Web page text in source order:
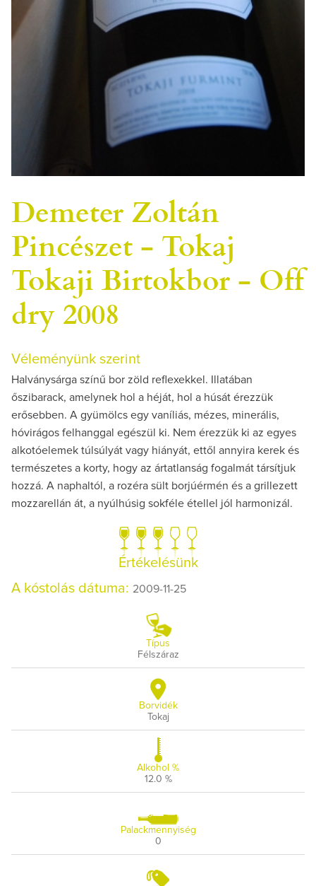
Demeter Zoltán
Pincészet - Tokaj
Tokaji Birtokbor - Off
dry 2008
Véleményünk szerint
Halványsárga színű bor zöld reflexekkel. Illatában
őszibarack, amelynek hol a héját, hol a húsát érezzük
erősebben. A gyümölcs egy vaníliás, mézes, minerális,
hóvirágos felhanggal egészül ki. Nem érezzük ki az egyes
alkotóelemek túlsúlyát vagy hiányát, ettől annyira kerek és
természetes a korty, hogy az ártatlanság fogalmát társítjuk
hozzá. A naphaltól, a rozéra sült borjúérmén és a grillezett
mozzarellán át, a nyúlhúsig sokféle étellel jól harmonizál.
Értékelésünk
A kóstolás dátuma: 2009-11-25
Típus
Félszáraz
Borvidék
Tokaj
Alkohol %
12.0 %
Palackmennyiség
0